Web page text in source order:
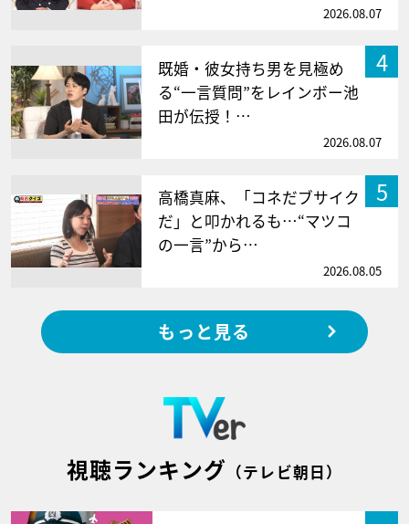
2026.08.07
4
既婚・彼女持ち男を見極め
る“一言質問”をレインボー池
田が伝授！…
2026.08.07
5
高橋真麻、「コネだブサイク
だ」と叩かれるも…“マツコ
の一言”から…
2026.08.05
もっと見る
視聴ランキング （テレビ朝日）